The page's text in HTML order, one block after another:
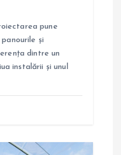
pune
și
dintre un
instalării și unul